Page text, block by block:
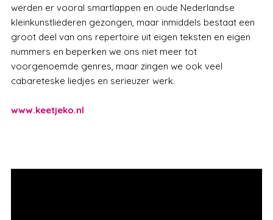
werden er vooral smartlappen en oude Nederlandse
kleinkunstliederen gezongen, maar inmiddels bestaat een
groot deel van ons repertoire uit eigen teksten en eigen
nummers en beperken we ons niet meer tot
voorgenoemde genres, maar zingen we ook veel
cabareteske liedjes en serieuzer werk.
www.keetjeko.nl